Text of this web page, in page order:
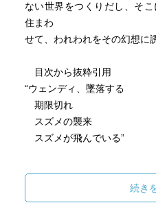
ない世界をつくりだし、そ
住まわ
せて、われわれをその幻想に
目次から抜粋引用
“ウェンディ、墜落する
期限切れ
スズメの襲来
スズメが飛んでいる”
長編小説。
続き